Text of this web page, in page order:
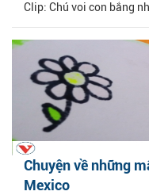
Clip: Chú voi con bắng
Chuyện về những
Mexico